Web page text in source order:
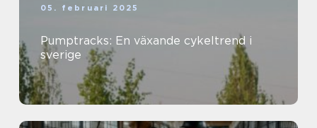
05. februari 2025
Pumptracks: En växande cykeltrend i
sverige